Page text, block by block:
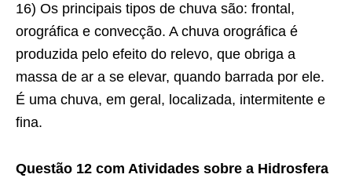
16) Os principais tipos de chuva são: frontal,
orográfica e convecção. A chuva orográfica é
produzida pelo efeito do relevo, que obriga a
massa de ar a se elevar, quando barrada por ele.
É uma chuva, em geral, localizada, intermitente e
fina.
Questão 12 com Atividades sobre a Hidrosfera